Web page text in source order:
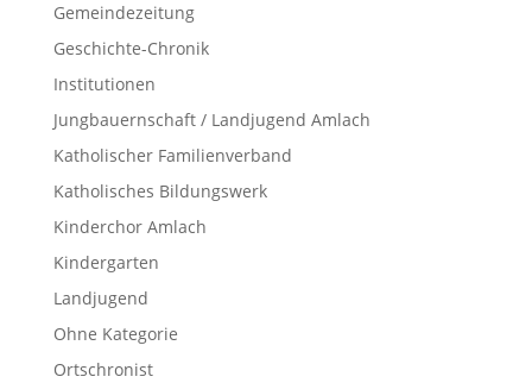
Gemeindezeitung
Geschichte-Chronik
Institutionen
Jungbauernschaft / Landjugend Amlach
Katholischer Familienverband
Katholisches Bildungswerk
Kinderchor Amlach
Kindergarten
Landjugend
Ohne Kategorie
Ortschronist